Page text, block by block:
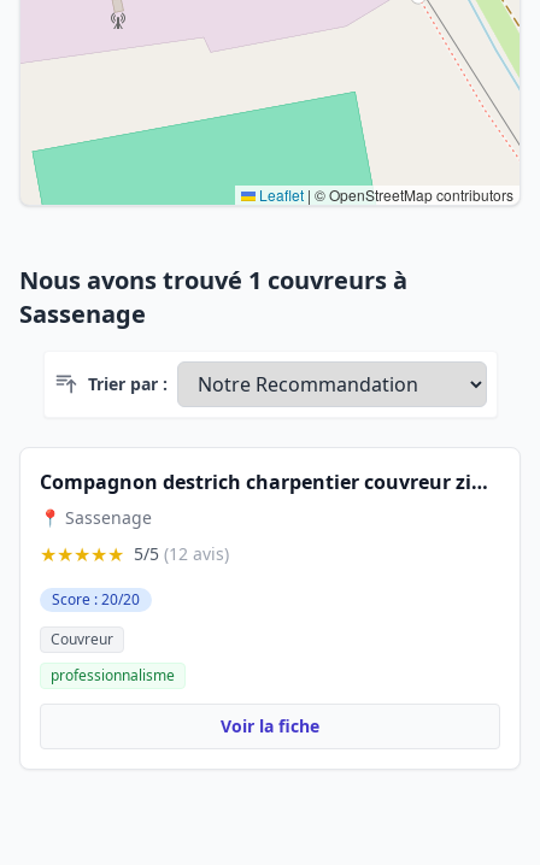
Leaflet | © OpenStreetMap contributors
Nous avons trouvé 1 couvreurs à
Sassenage
Trier par :
Compagnon destrich charpentier couvreur zingueur
📍 Sassenage
★★★★★ 5/5 (12 avis)
Score : 20/20
Couvreur
professionnalisme
Voir la fiche